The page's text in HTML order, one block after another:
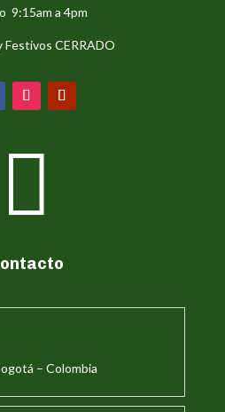
9:15am a 4pm
Festivos CERRADO

– Colombia